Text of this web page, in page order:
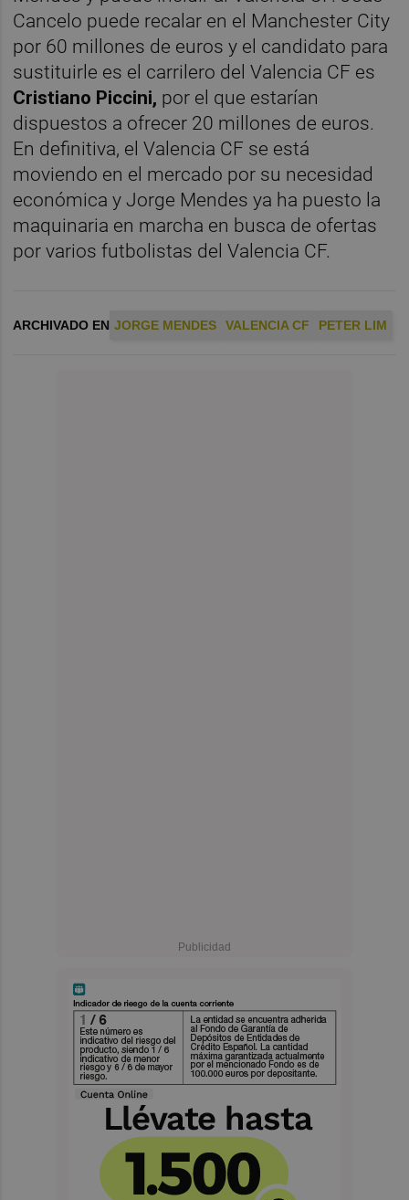
Cancelo puede recalar en el Manchester City
por 60 millones de euros y el candidato para
sustituirle es el carrilero del Valencia CF es
Cristiano Piccini, por el que estarían
dispuestos a ofrecer 20 millones de euros.
En definitiva, el Valencia CF se está
moviendo en el mercado por su necesidad
económica y Jorge Mendes ya ha puesto la
maquinaria en marcha en busca de ofertas
por varios futbolistas del Valencia CF.
ARCHIVADO EN JORGE MENDES VALENCIA CF PETER LIM